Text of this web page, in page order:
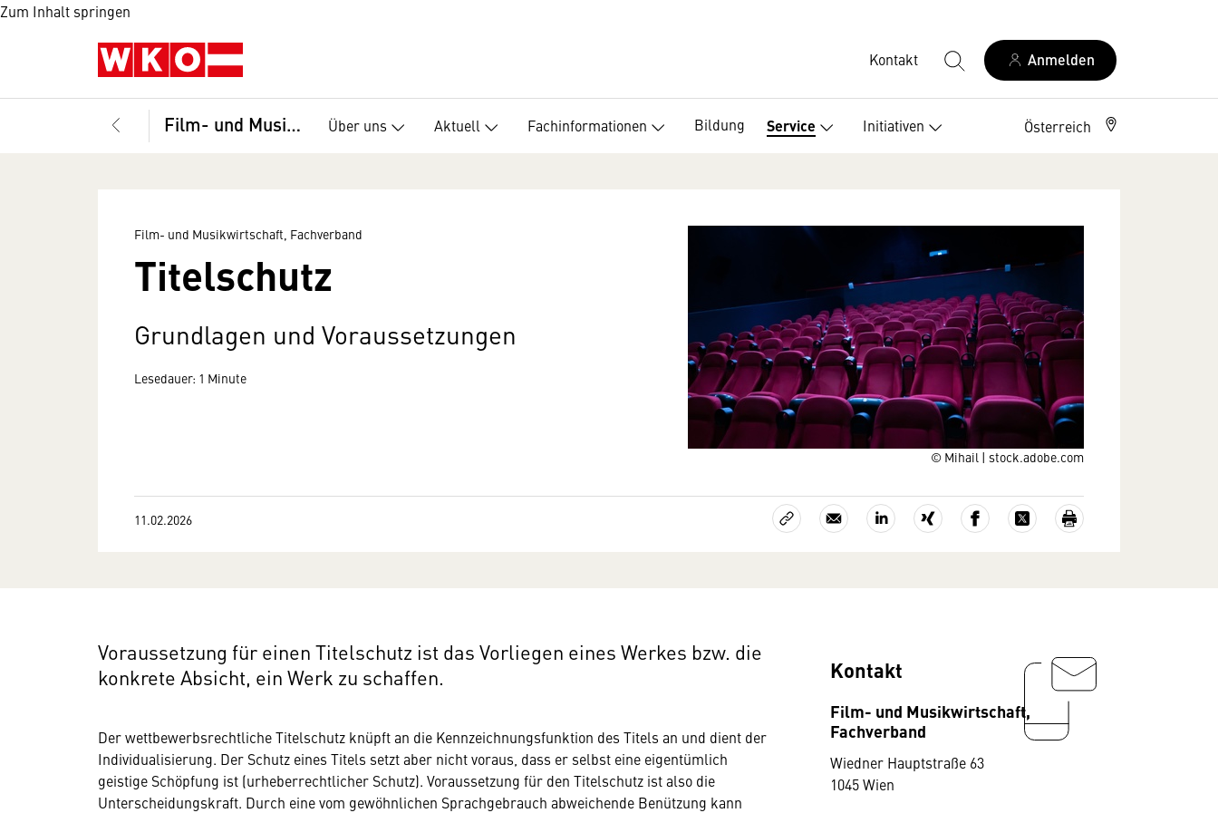
Zum Inhalt springen
Kontakt Anmelden
Film- und Musikwirtschaft, Fachverband Über uns Aktuell Fachinformationen Bildung Service Initiativen Österreich
© Mihail | stock.adobe.com
Film- und Musikwirtschaft, Fachverband
Titelschutz
Grundlagen und Voraussetzungen
Lesedauer: 1 Minute
11.02.2026
Voraussetzung für einen Titelschutz ist das Vorliegen eines Werkes bzw. die
konkrete Absicht, ein Werk zu schaffen.
Der wettbewerbsrechtliche Titelschutz knüpft an die Kennzeichnungsfunktion des Titels an und dient der
Individualisierung. Der Schutz eines Titels setzt aber nicht voraus, dass er selbst eine eigentümlich
geistige Schöpfung ist (urheberrechtlicher Schutz). Voraussetzung für den Titelschutz ist also die
Unterscheidungskraft. Durch eine vom gewöhnlichen Sprachgebrauch abweichende Benützung kann
Kontakt
Film- und Musikwirtschaft,
Fachverband
Wiedner Hauptstraße 63
1045 Wien